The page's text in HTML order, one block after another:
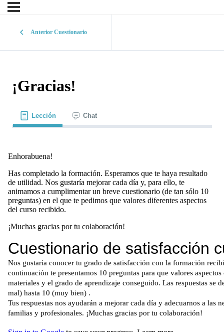
Anterior Cuestionario
¡Gracias!
Lección Chat
Enhorabuena!
Has completado la formación. Esperamos que te haya resultado
de utilidad. Nos gustaría mejorar cada día y, para ello, te
animamos a cumplimentar un breve cuestionario (de tan sólo 10
preguntas) en el que te pedimos que valores diferentes aspectos
del curso recibido.
¡Muchas gracias por tu colaboración!